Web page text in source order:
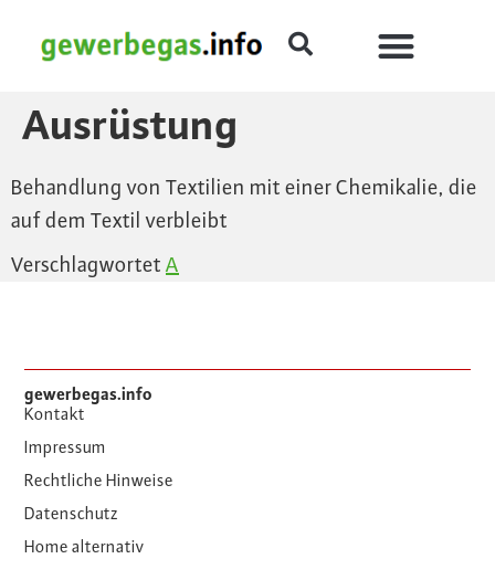
Ausrüstung
Behandlung von Textilien mit einer Chemikalie, die
auf dem Textil verbleibt
Verschlagwortet A
gewerbegas.info
Kontakt
Impressum
Rechtliche Hinweise
Datenschutz
Home alternativ